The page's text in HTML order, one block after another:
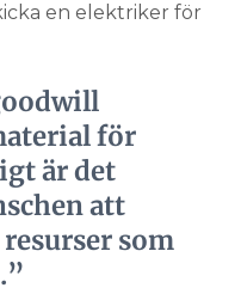
en elektriker för
för
är det
att
som